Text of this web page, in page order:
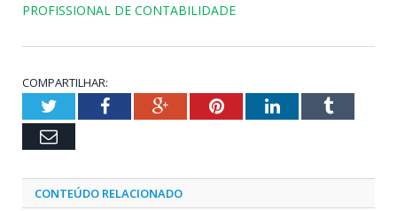
PROFISSIONAL DE CONTABILIDADE
COMPARTILHAR:
TwitterFacebookGoogle+PinterestLinkedInTumblr
Email
CONTEÚDO RELACIONADO